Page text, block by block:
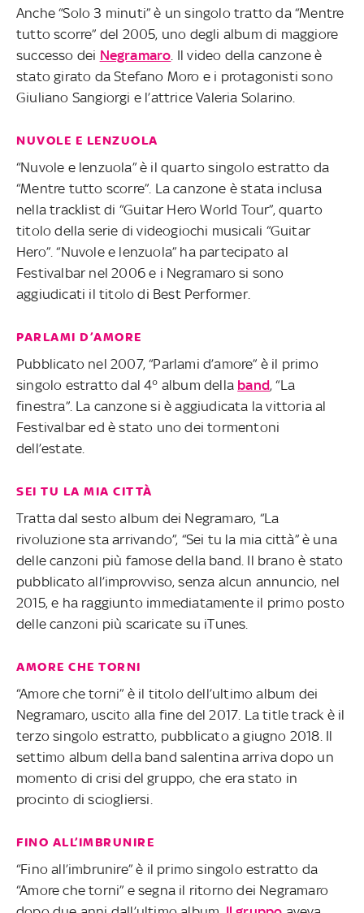
Anche “Solo 3 minuti” è un singolo tratto da “Mentre
tutto scorre” del 2005, uno degli album di maggiore
successo dei Negramaro. Il video della canzone è
stato girato da Stefano Moro e i protagonisti sono
Giuliano Sangiorgi e l’attrice Valeria Solarino.
NUVOLE E LENZUOLA
“Nuvole e lenzuola” è il quarto singolo estratto da
“Mentre tutto scorre”. La canzone è stata inclusa
nella tracklist di “Guitar Hero World Tour”, quarto
titolo della serie di videogiochi musicali “Guitar
Hero”. “Nuvole e lenzuola” ha partecipato al
Festivalbar nel 2006 e i Negramaro si sono
aggiudicati il titolo di Best Performer.
PARLAMI D’AMORE
Pubblicato nel 2007, “Parlami d’amore” è il primo
singolo estratto dal 4° album della band, “La
finestra”. La canzone si è aggiudicata la vittoria al
Festivalbar ed è stato uno dei tormentoni
dell’estate.
SEI TU LA MIA CITTÀ
Tratta dal sesto album dei Negramaro, “La
rivoluzione sta arrivando”, “Sei tu la mia città” è una
delle canzoni più famose della band. Il brano è stato
pubblicato all’improvviso, senza alcun annuncio, nel
2015, e ha raggiunto immediatamente il primo posto
delle canzoni più scaricate su iTunes.
AMORE CHE TORNI
“Amore che torni” è il titolo dell’ultimo album dei
Negramaro, uscito alla fine del 2017. La title track è il
terzo singolo estratto, pubblicato a giugno 2018. Il
settimo album della band salentina arriva dopo un
momento di crisi del gruppo, che era stato in
procinto di sciogliersi.
FINO ALL’IMBRUNIRE
“Fino all’imbrunire” è il primo singolo estratto da
“Amore che torni” e segna il ritorno dei Negramaro